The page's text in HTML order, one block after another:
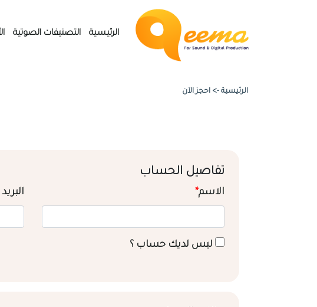
الرئيسية التصنيفات الصوتية
الرئيسية -> احجز الآن
تفاصيل الحساب
الاسم*
ليس لديك حساب ؟